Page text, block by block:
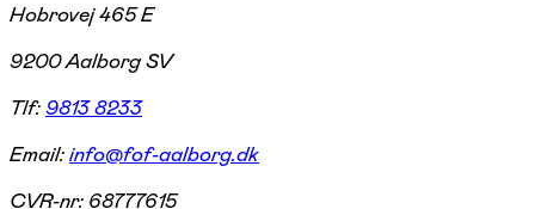
Hobrovej 465 E
9200 Aalborg SV
Tlf:9813 8233
Email:info@fof-aalborg.dk
CVR-nr: 68777615